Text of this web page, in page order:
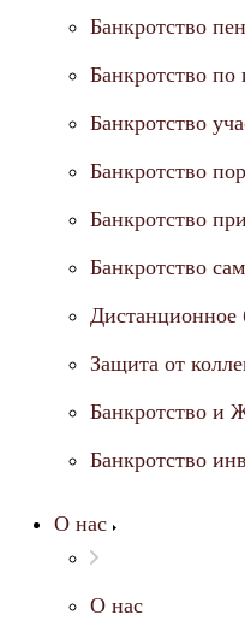
Банкротство
Банкротство по
Банкротство
Банкротство
Банкротство
Банкротство
Дистанционное
Защита от
Банкротство и
Банкротство
О нас
О нас